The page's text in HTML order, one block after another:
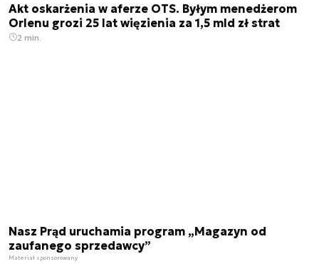
Akt oskarżenia w aferze OTS. Byłym menedżerom
Orlenu grozi 25 lat więzienia za 1,5 mld zł strat
2 min.
Nasz Prąd uruchamia program „Magazyn od
zaufanego sprzedawcy”
Materiał sponsorowany